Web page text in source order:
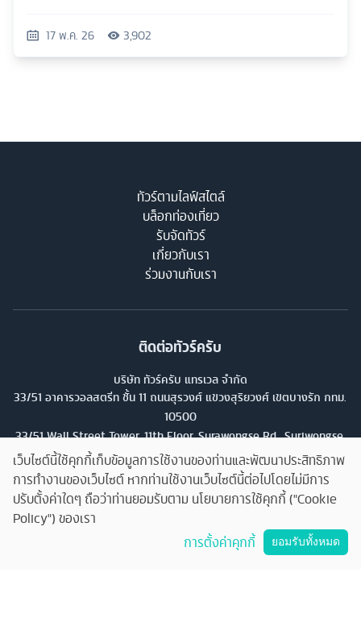
17 พ.ค. 26 3,902
ทัวร์ตามไลฟ์สไตล์
บล็อกท่องเที่ยว
รับจัดทัวร์
เกี่ยวกับเรา
ร่วมงานกับเรา
ติดต่อทัวร์ครับ
บริษัท ทัวร์ครับ แทรเวล จำกัด
33/51 อาคารวอลสตรีท ชั้น 11 ถนนสุรวงศ์ แขวงสุริยวงศ์ เขตบางรัก กทม.
10500
33/51 Wall Street Tower, 11th Floor, Surawongse Rd., Suriwongse,
Bangrak, Bangkok. โทร02-853-9982
เลขที่ใบอนุญาต
11/13224
คุยกับทัวร์ครับ
เว็บไซต์นี้ใช้คุกกี้เก็บข้อมูลการใช้งานของท่านและพัฒนาประสิทธิภาพ
การทำงานของเว็บไซต์ หากท่านใช้งานเว็บไซต์นี้ต่อไปโดยไม่มีการ
ปรับตั้งค่าใดๆ ถือว่าท่านยอมรับตาม นโยบายการใช้คุกกี้ ("Cookie
Policy") ของเรา
การตั้งค่าคุกกี้
ยอมรับทั้งหมด